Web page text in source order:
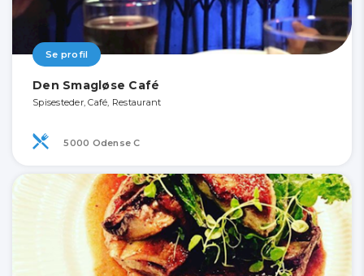
Se profil
Den Smagløse Café
Spisesteder, Café, Restaurant
5000 Odense C